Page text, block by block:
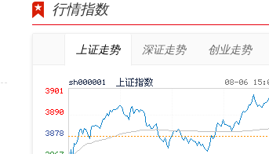
行情指数
上证走势 深证走势 创业走势